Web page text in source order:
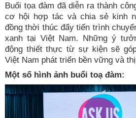
Buổi tọa đàm đã diễn ra thành
cơ hội hợp tác và chia sẻ kinh
đồng thời thúc đẩy tiến trình
xanh tại Việt Nam. Những ý
động thiết thực từ sự kiện sẽ
Việt Nam phát triển bền vững và
Một số hình ảnh buổi toạ đàm: